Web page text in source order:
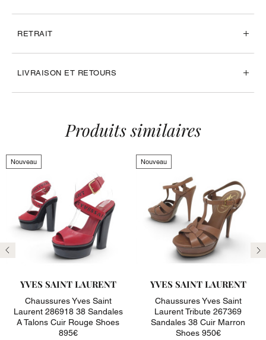
RETRAIT
LIVRAISON ET RETOURS
Précédent
Produits similaires
Nouveau
YVES SAINT LAURENT
Chaussures Yves Saint
Laurent 286918 38 Sandales
A Talons Cuir Rouge Shoes
895€
Nouveau
YVES SAINT LAURENT
Chaussures Yves Saint
Laurent Tribute 267369
Sandales 38 Cuir Marron
Shoes 950€